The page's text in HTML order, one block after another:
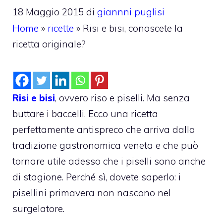
18 Maggio 2015 di giannni puglisi
Home » ricette » Risi e bisi, conoscete la
ricetta originale?
Risi e bisi, ovvero riso e piselli. Ma senza
buttare i baccelli. Ecco una ricetta
perfettamente antispreco che arriva dalla
tradizione gastronomica veneta e che può
tornare utile adesso che i piselli sono anche
di stagione. Perché sì, dovete saperlo: i
pisellini primavera non nascono nel
surgelatore.